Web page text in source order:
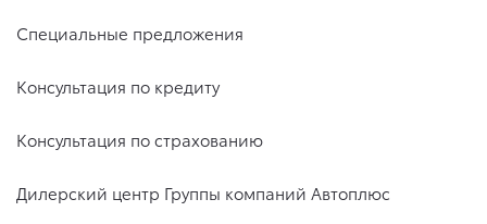
Специальные предложения
Консультация по кредиту
Консультация по страхованию
Дилерский центр Группы компаний Автоплюс